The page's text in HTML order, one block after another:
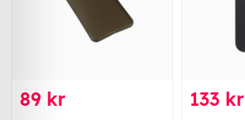
89 kr 133 kr